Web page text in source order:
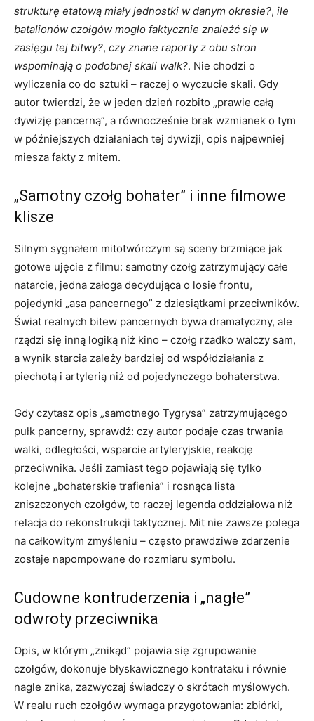
strukturę etatową miały jednostki w danym okresie?, ile
batalionów czołgów mogło faktycznie znaleźć się w
zasięgu tej bitwy?, czy znane raporty z obu stron
wspominają o podobnej skali walk?. Nie chodzi o
wyliczenia co do sztuki – raczej o wyczucie skali. Gdy
autor twierdzi, że w jeden dzień rozbito „prawie całą
dywizję pancerną”, a równocześnie brak wzmianek o tym
w późniejszych działaniach tej dywizji, opis najpewniej
miesza fakty z mitem.
„Samotny czołg bohater” i inne filmowe
klisze
Silnym sygnałem mitotwórczym są sceny brzmiące jak
gotowe ujęcie z filmu: samotny czołg zatrzymujący całe
natarcie, jedna załoga decydująca o losie frontu,
pojedynki „asa pancernego” z dziesiątkami przeciwników.
Świat realnych bitew pancernych bywa dramatyczny, ale
rządzi się inną logiką niż kino – czołg rzadko walczy sam,
a wynik starcia zależy bardziej od współdziałania z
piechotą i artylerią niż od pojedynczego bohaterstwa.
Gdy czytasz opis „samotnego Tygrysa” zatrzymującego
pułk pancerny, sprawdź: czy autor podaje czas trwania
walki, odległości, wsparcie artyleryjskie, reakcję
przeciwnika. Jeśli zamiast tego pojawiają się tylko
kolejne „bohaterskie trafienia” i rosnąca lista
zniszczonych czołgów, to raczej legenda oddziałowa niż
relacja do rekonstrukcji taktycznej. Mit nie zawsze polega
na całkowitym zmyśleniu – często prawdziwe zdarzenie
zostaje napompowane do rozmiaru symbolu.
Cudowne kontruderzenia i „nagłe”
odwroty przeciwnika
Opis, w którym „znikąd” pojawia się zgrupowanie
czołgów, dokonuje błyskawicznego kontrataku i równie
nagle znika, zazwyczaj świadczy o skrótach myślowych.
W realu ruch czołgów wymaga przygotowania: zbiórki,